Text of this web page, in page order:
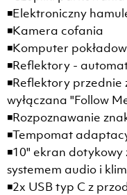
◾Elektroniczny
◾Kamera cofania
◾Komputer
◾Reflektory -
◾Reflektory
wyłączana "Follow
◾Rozpoznawanie
◾Tempomat
◾10" ekran
systemem audio i
◾2x USB typ C z